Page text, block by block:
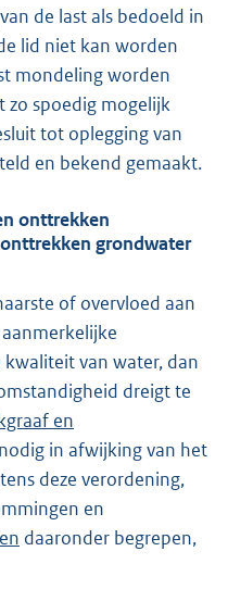
de last als bedoeld in
lid niet kan worden
mondeling worden
zo spoedig mogelijk
tot oplegging van
en bekend gemaakt.
onttrekken
grondwater
of overvloed aan
van water, dan
dreigt te
en
in afwijking van het
deze verordening,
en
daaronder begrepen,